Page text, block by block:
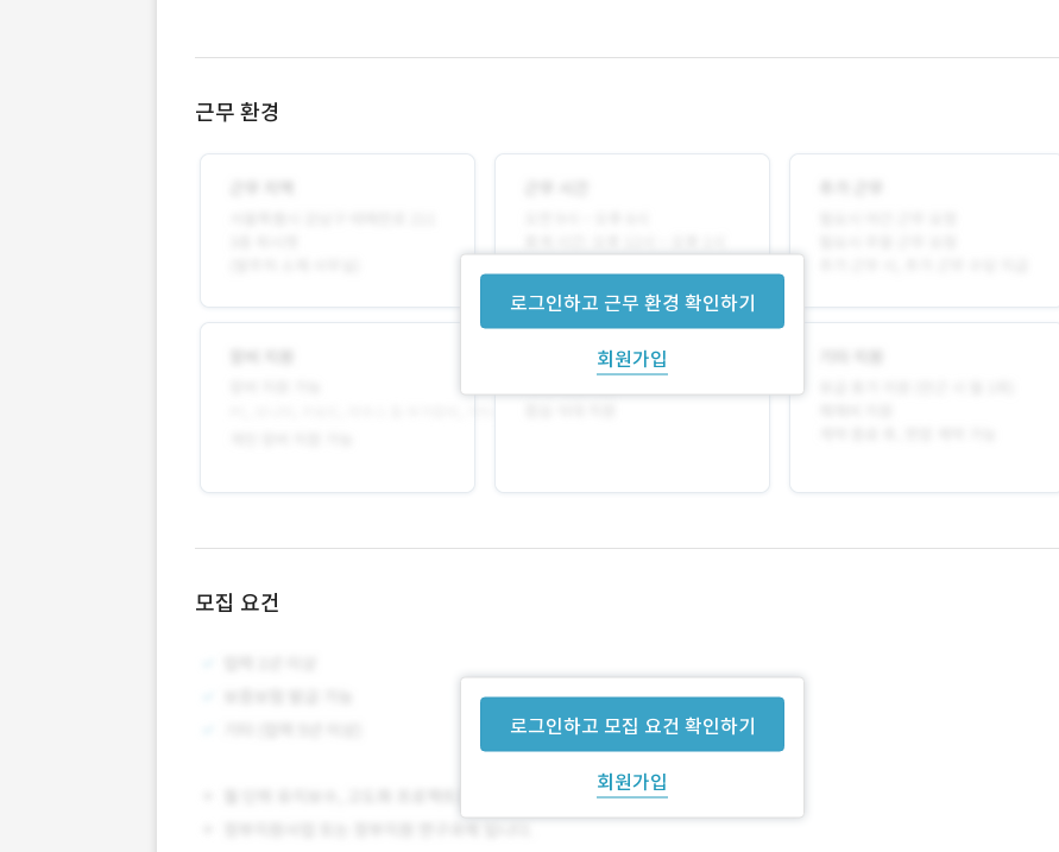
근무 환경
로그인하고 근무 환경 확인하기
회원가입
모집 요건
로그인하고 모집 요건 확인하기
회원가입